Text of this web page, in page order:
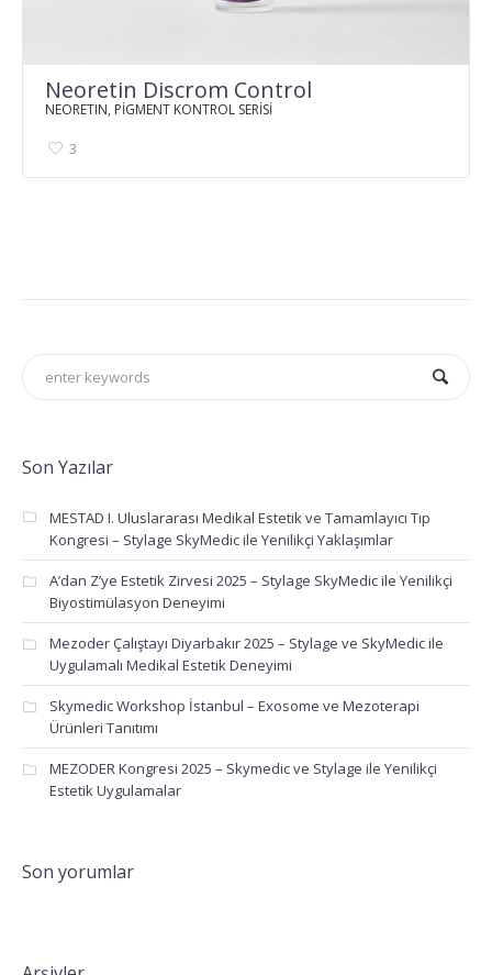
Neoretin Discrom Control
NEORETIN, PİGMENT KONTROL SERİSİ
3
Son Yazılar
MESTAD I. Uluslararası Medikal Estetik ve Tamamlayıcı Tıp
Kongresi – Stylage SkyMedic ile Yenilikçi Yaklaşımlar
A’dan Z’ye Estetik Zirvesi 2025 – Stylage SkyMedic ile Yenilikçi
Biyostimülasyon Deneyimi
Mezoder Çalıştayı Diyarbakır 2025 – Stylage ve SkyMedic ile
Uygulamalı Medikal Estetik Deneyimi
Skymedic Workshop İstanbul – Exosome ve Mezoterapi
Ürünleri Tanıtımı
MEZODER Kongresi 2025 – Skymedic ve Stylage ile Yenilikçi
Estetik Uygulamalar
Son yorumlar